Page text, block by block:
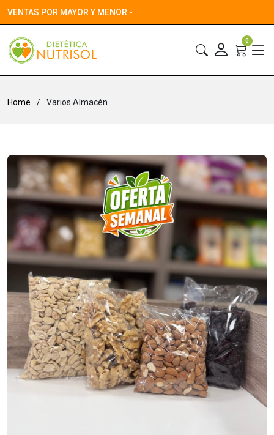
VENTAS POR MAYOR Y MENOR -
0
Home Varios Almacén